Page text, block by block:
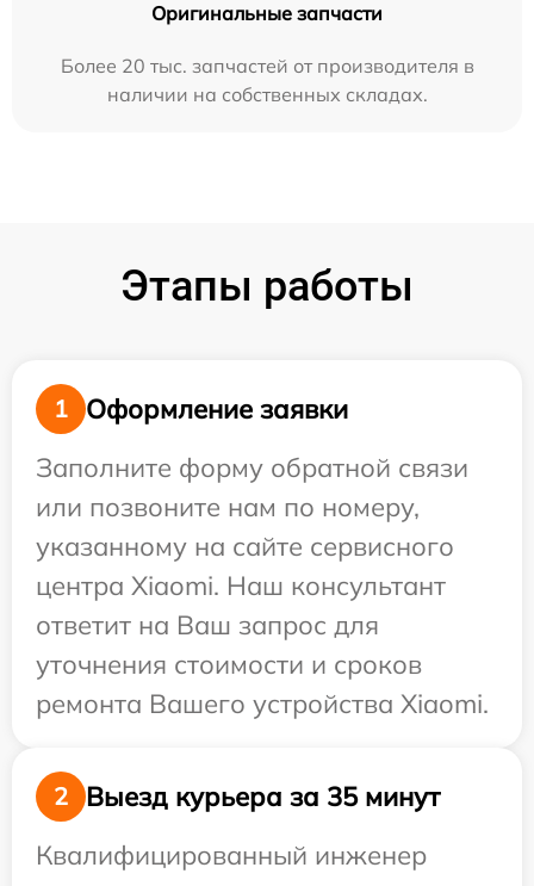
Оригинальные запчасти
Более 20 тыс. запчастей от производителя в
наличии на собственных складах.
Этапы работы
1
Оформление заявки
Заполните форму обратной связи
или позвоните нам по номеру,
указанному на сайте сервисного
центра Xiaomi. Наш консультант
ответит на Ваш запрос для
уточнения стоимости и сроков
ремонта Вашего устройства Xiaomi.
2
Выезд курьера за 35 минут
Квалифицированный инженер